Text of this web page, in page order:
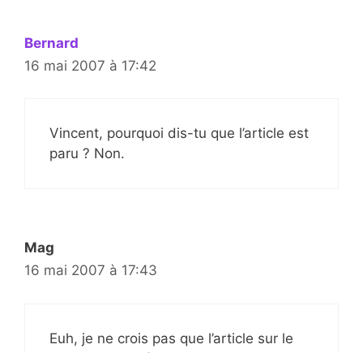
Bernard
16 mai 2007 à 17:42
Vincent, pourquoi dis-tu que l’article est
paru ? Non.
Mag
16 mai 2007 à 17:43
Euh, je ne crois pas que l’article sur le